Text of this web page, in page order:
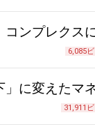
ンプレクス
6,085
に変えたマ
31,911